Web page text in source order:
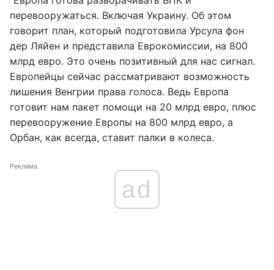
перевооружаться. Включая Украину. Об этом
говорит план, который подготовила Урсула фон
дер Ляйен и представила Еврокомиссии, на 800
млрд евро. Это очень позитивный для нас сигнал.
Европейцы сейчас рассматривают возможность
лишения Венгрии права голоса. Ведь Европа
готовит нам пакет помощи на 20 млрд евро, плюс
перевооружение Европы на 800 млрд евро, а
Орбан, как всегда, ставит палки в колеса.
Реклама
ad